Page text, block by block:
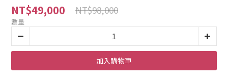
NT$49,000 NT$98,000
數量
加入購物車